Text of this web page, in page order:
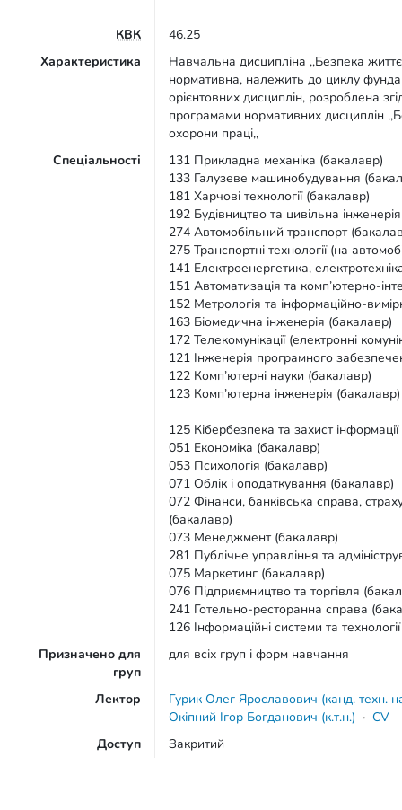
КВК
46.25
Характеристика
Навчальна дисципліна ,,Безпека
нормативна, належить до циклу
орієнтовних дисциплін, розроблена
програмами нормативних дисциплін
охорони праці,,
Спеціальності
131 Прикладна механіка (бакалавр)
133 Галузеве машинобудування
181 Харчові технології (бакалавр)
192 Будівництво та цивільна
274 Автомобільний транспорт
275 Транспортні технології (на
141 Електроенергетика,
151 Автоматизація та комп’ютерно-
152 Метрологія та інформаційно-
163 Біомедична інженерія (бакалавр)
172 Телекомунікації (електронні
121 Інженерія програмного
122 Комп’ютерні науки (бакалавр)
123 Комп’ютерна інженерія (бакалавр)
125 Кібербезпека та захист
051 Економіка (бакалавр)
053 Психологія (бакалавр)
071 Облік і оподаткування (бакалавр)
072 Фінанси, банківська справа,
(бакалавр)
073 Менеджмент (бакалавр)
281 Публічне управління та
075 Маркетинг (бакалавр)
076 Підприємництво та торгівля
241 Готельно-ресторанна справа
126 Інформаційні системи та
Призначено для
груп
для всіх груп і форм навчання
Лектор
Гурик Олег Ярославович (канд. техн.
Окіпний Ігор Богданович (к.т.н.) · CV
Доступ
Закритий